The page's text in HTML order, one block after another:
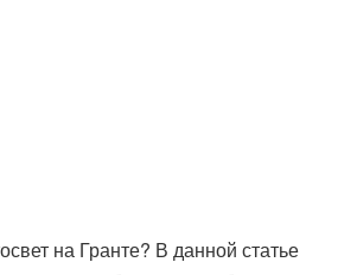
на Гранте? В данной статье